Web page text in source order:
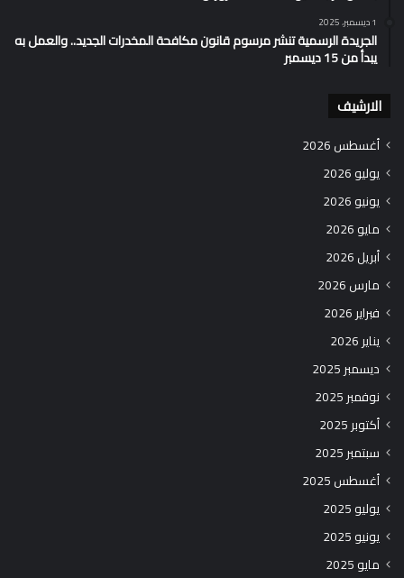
1 ديسمبر، 2025
الجريدة الرسمية تنشر مرسوم قانون مكافحة المخدرات الجديد.. والعمل به
يبدأ من 15 ديسمبر
الارشيف
أغسطس 2026
يوليو 2026
يونيو 2026
مايو 2026
أبريل 2026
مارس 2026
فبراير 2026
يناير 2026
ديسمبر 2025
نوفمبر 2025
أكتوبر 2025
سبتمبر 2025
أغسطس 2025
يوليو 2025
يونيو 2025
مايو 2025